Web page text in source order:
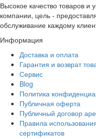
Высокое качество товаров и
компании, цель -
обслуживание каждому
Информация
Доставка и оплата
Гарантия и возврат
Сервис
Blog
Политика
Публичная оферта
Публичный договор
Правила
сертификатов